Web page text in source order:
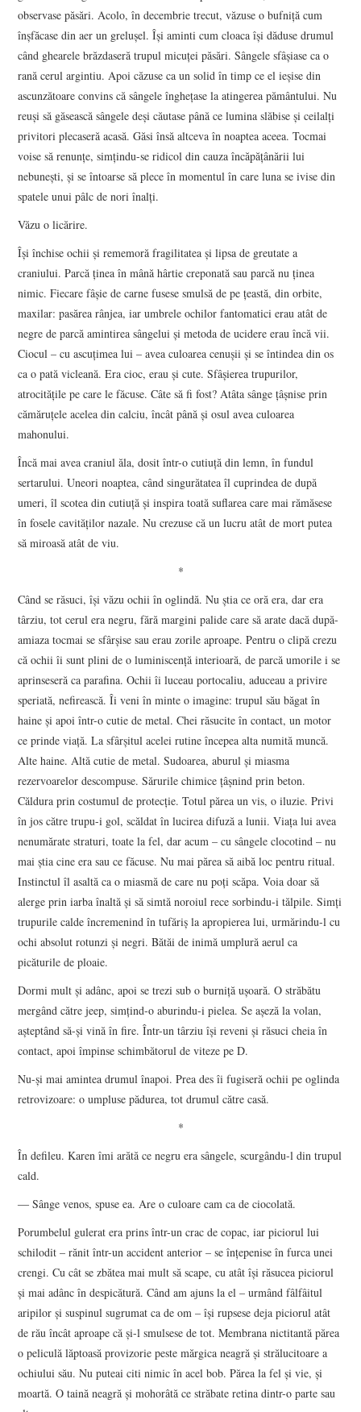
observase păsări. Acolo, în decembrie trecut, văzuse o bufniță cum
înșfăcase din aer un grelușel. Își aminti cum cloaca își dăduse drumul
când ghearele brăzdaseră trupul micuței păsări. Sângele sfâșiase ca o
rană cerul argintiu. Apoi căzuse ca un solid în timp ce el ieșise din
ascunzătoare convins că sângele înghețase la atingerea pământului. Nu
reuși să găsească sângele deși căutase până ce lumina slăbise și ceilalți
privitori plecaseră acasă. Găsi însă altceva în noaptea aceea. Tocmai
voise să renunțe, simțindu-se ridicol din cauza încăpățânării lui
nebunești, și se întoarse să plece în momentul în care luna se ivise din
spatele unui pâlc de nori înalți.
Văzu o licărire.
Își închise ochii și rememoră fragilitatea și lipsa de greutate a
craniului. Parcă ținea în mână hârtie creponată sau parcă nu ținea
nimic. Fiecare fâșie de carne fusese smulsă de pe țeastă, din orbite,
maxilar: pasărea rânjea, iar umbrele ochilor fantomatici erau atât de
negre de parcă amintirea sângelui și metoda de ucidere erau încă vii.
Ciocul – cu ascuțimea lui – avea culoarea cenușii și se întindea din os
ca o pată vicleană. Era cioc, erau și cute. Sfâșierea trupurilor,
atrocitățile pe care le făcuse. Câte să fi fost? Atâta sânge țâșnise prin
cămăruțele acelea din calciu, încât până și osul avea culoarea
mahonului.
Încă mai avea craniul ăla, dosit într-o cutiuță din lemn, în fundul
sertarului. Uneori noaptea, când singurătatea îl cuprindea de după
umeri, îl scotea din cutiuță și inspira toată suflarea care mai rămăsese
în fosele cavităților nazale. Nu crezuse că un lucru atât de mort putea
să miroasă atât de viu.
*
Când se răsuci, își văzu ochii în oglindă. Nu știa ce oră era, dar era
târziu, tot cerul era negru, fără margini palide care să arate dacă după-
amiaza tocmai se sfârșise sau erau zorile aproape. Pentru o clipă crezu
că ochii îi sunt plini de o luminiscență interioară, de parcă umorile i se
aprinseseră ca parafina. Ochii îi luceau portocaliu, aduceau a privire
speriată, nefirească. Îi veni în minte o imagine: trupul său băgat în
haine și apoi într-o cutie de metal. Chei răsucite în contact, un motor
ce prinde viață. La sfârșitul acelei rutine începea alta numită muncă.
Alte haine. Altă cutie de metal. Sudoarea, aburul și miasma
rezervoarelor descompuse. Sărurile chimice țâșnind prin beton.
Căldura prin costumul de protecție. Totul părea un vis, o iluzie. Privi
în jos către trupu-i gol, scăldat în lucirea difuză a lunii. Viața lui avea
nenumărate straturi, toate la fel, dar acum – cu sângele clocotind – nu
mai știa cine era sau ce făcuse. Nu mai părea să aibă loc pentru ritual.
Instinctul îl asaltă ca o miasmă de care nu poți scăpa. Voia doar să
alerge prin iarba înaltă și să simtă noroiul rece sorbindu-i tălpile. Simți
trupurile calde încremenind în tufăriș la apropierea lui, urmărindu-l cu
ochi absolut rotunzi și negri. Bătăi de inimă umplură aerul ca
picăturile de ploaie.
Dormi mult și adânc, apoi se trezi sub o burniță ușoară. O străbătu
mergând către jeep, simțind-o aburindu-i pielea. Se așeză la volan,
așteptând să-și vină în fire. Într-un târziu își reveni și răsuci cheia în
contact, apoi împinse schimbătorul de viteze pe D.
Nu-și mai amintea drumul înapoi. Prea des îi fugiseră ochii pe oglinda
retrovizoare: o umpluse pădurea, tot drumul către casă.
*
În defileu. Karen îmi arătă ce negru era sângele, scurgându-l din trupul
cald.
― Sânge venos, spuse ea. Are o culoare cam ca de ciocolată.
Porumbelul gulerat era prins într-un crac de copac, iar piciorul lui
schilodit – rănit într-un accident anterior – se înțepenise în furca unei
crengi. Cu cât se zbătea mai mult să scape, cu atât își răsucea piciorul
și mai adânc în despicătură. Când am ajuns la el – urmând fâlfâitul
aripilor și suspinul sugrumat ca de om – își rupsese deja piciorul atât
de rău încât aproape că și-l smulsese de tot. Membrana nictitantă părea
o peliculă lăptoasă provizorie peste mărgica neagră și strălucitoare a
ochiului său. Nu puteai citi nimic în acel bob. Părea la fel și vie, și
moartă. O taină neagră și mohorâtă ce străbate retina dintr-o parte sau